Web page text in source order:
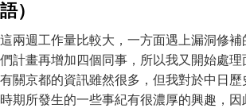
語）
這兩週工作量比較大，一方面遇上漏洞修
們計畫再增加四個同事，所以我又開始處理
有關京都的資訊雖然很多，但我對於中日
時期所發生的一些事紀有很濃厚的興趣，因